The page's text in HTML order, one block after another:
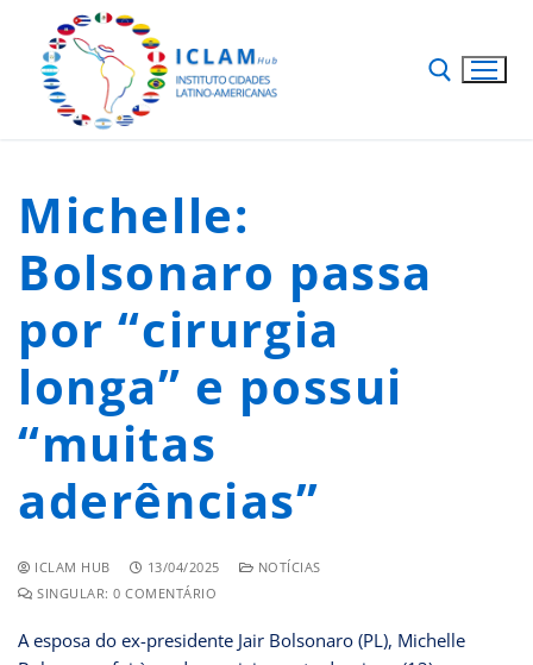
Michelle:
Bolsonaro passa
por “cirurgia
longa” e possui
“muitas
aderências”
ICLAM HUB 13/04/2025
NOTÍCIAS
SINGULAR: 0 COMENTÁRIO
A esposa do ex-presidente Jair Bolsonaro (PL), Michelle